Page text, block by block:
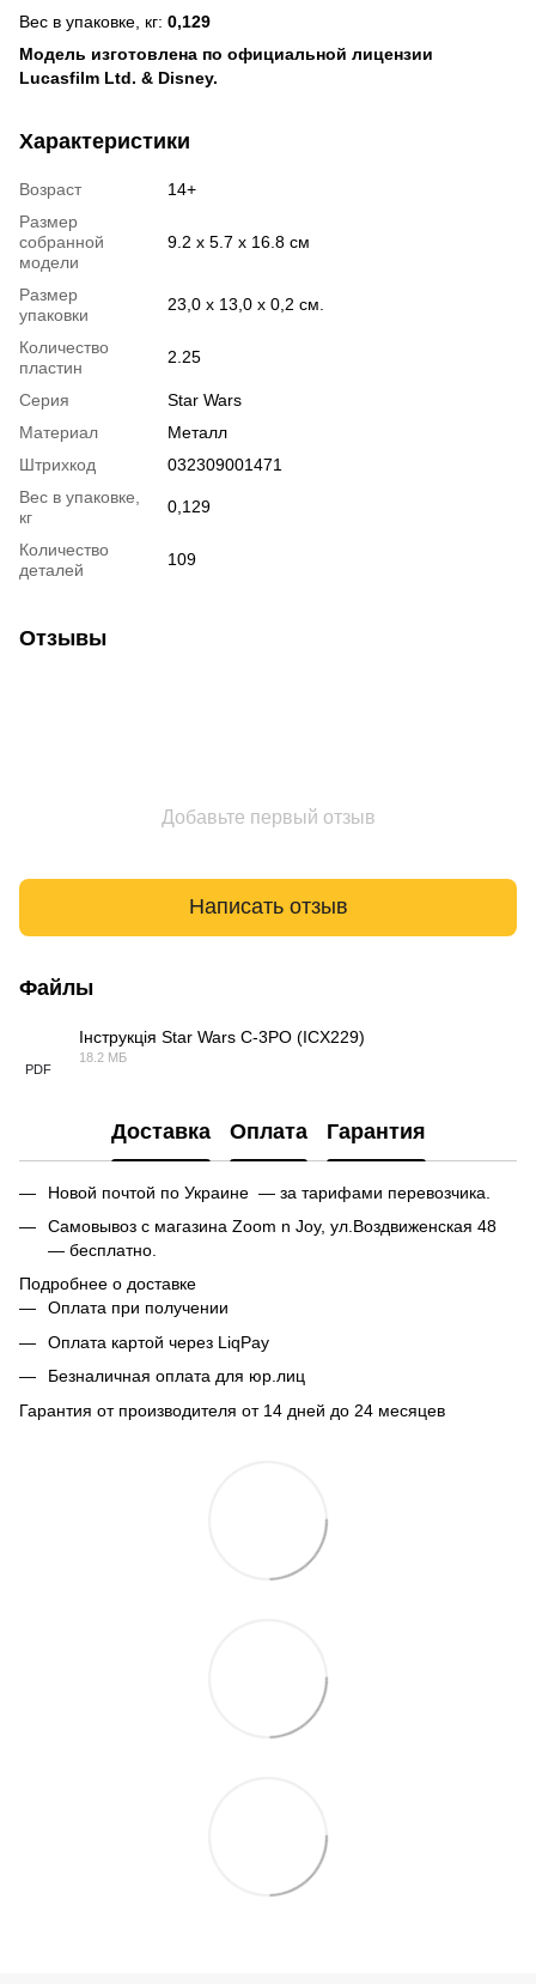
Вес в упаковке, кг: 0,129
Модель изготовлена по официальной лицензии
Lucasfilm Ltd. & Disney.
Характеристики
Возраст
14+
Размер
собранной
модели
9.2 x 5.7 x 16.8 см
Размер
упаковки
23,0 x 13,0 x 0,2 см.
Количество
пластин
2.25
Серия
Star Wars
Материал
Металл
Штрихкод
032309001471
Вес в упаковке,
кг
0,129
Количество
деталей
109
Отзывы
Добавьте первый отзыв
Написать отзыв
Файлы
PDF
Інструкція Star Wars C-3PO (ICX229)
18.2 МБ
Доставка Оплата Гарантия
Новой почтой по Украине — за тарифами перевозчика.
Самовывоз с магазина Zoom n Joy, ул.Воздвиженская 48
— бесплатно.
Подробнее о доставке
Оплата при получении
Оплата картой через LiqPay
Безналичная оплата для юр.лиц
Гарантия от производителя от 14 дней до 24 месяцев